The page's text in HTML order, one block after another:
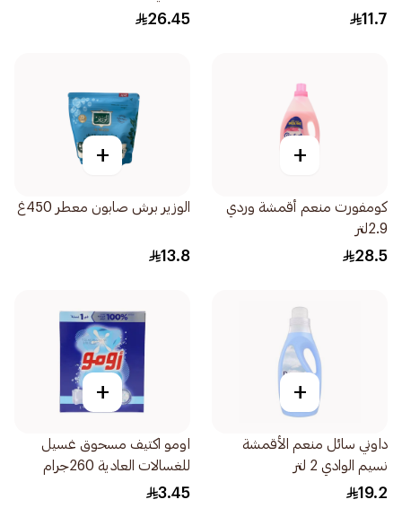
11.7
اوتوماتيكية 1.5كيلو
26.45
+
كومفورت منعم أقمشة وردي
2.9لتر
28.5
+
الوزير برش صابون معطر 450غ
13.8
+
داوني سائل منعم الأقمشة
نسيم الوادي 2 لتر
19.2
+
اومو اكتيف مسحوق غسيل
للغسالات العادية 260جرام
3.45